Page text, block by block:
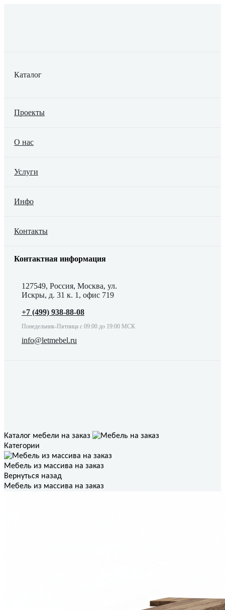
Каталог
Проекты
О нас
Услуги
Инфо
Контакты
Контактная информация
127549, Россия, Москва, ул.
Искры, д. 31 к. 1, офис 719
+7 (499) 938-88-08
Понедельник-Пятница с 09:00 до 19:00 МСК
info@letmebel.ru
Каталог мебели на заказ
Категории
Мебель из массива на заказ
Вернуться назад
Мебель из массива на заказ